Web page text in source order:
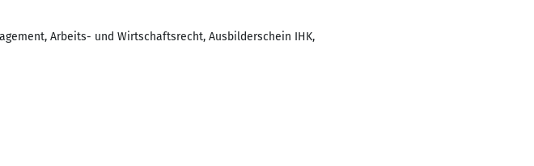
Arbeits- und Wirtschaftsrecht, Ausbilderschein IHK,